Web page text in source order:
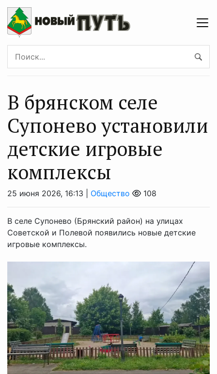
В брянском селе
Супонево установили
детские игровые
комплексы
25 июня 2026, 16:13 | Общество 108
В селе Супонево (Брянский район) на улицах
Советской и Полевой появились новые детские
игровые комплексы.